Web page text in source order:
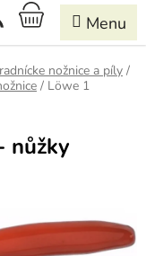
NÁKUPNÝ
KOŠÍK
nožnice a píly /
/ Löwe 1
nůžky